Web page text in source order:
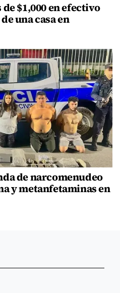
$1,000 en efectivo
una casa en
de narcomenudeo
y metanfetaminas en